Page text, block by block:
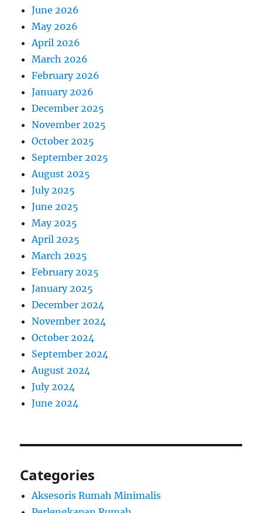
June 2026
May 2026
April 2026
March 2026
February 2026
January 2026
December 2025
November 2025
October 2025
September 2025
August 2025
July 2025
June 2025
May 2025
April 2025
March 2025
February 2025
January 2025
December 2024
November 2024
October 2024
September 2024
August 2024
July 2024
June 2024
Categories
Aksesoris Rumah Minimalis